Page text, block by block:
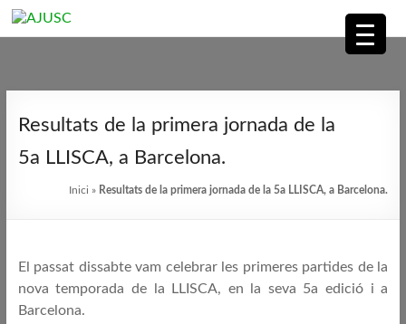
content
Jugadors
de
Resultats de la primera jornada de la
5a LLISCA, a Barcelona.
Inici » Resultats de la primera jornada de la 5a LLISCA, a Barcelona.
El passat dissabte vam celebrar les primeres partides de la
nova temporada de la LLISCA, en la seva 5a edició i a
Barcelona.